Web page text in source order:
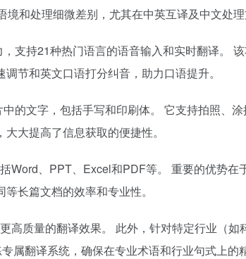
和处理细微差别，尤其在中英互译及中文处理
支持21种热门语言的语音输入和实时翻译。
节和英文口语打分纠音，助力口语提升。
的文字，包括手写和印刷体。 它支持拍照、
大提高了信息获取的便捷性。
Word、PPT、Excel和PDF等。 重要的优势
长篇文档的效率和专业性。
高质量的翻译效果。 此外，针对特定行业（
属翻译系统，确保在专业术语和行业句式上的